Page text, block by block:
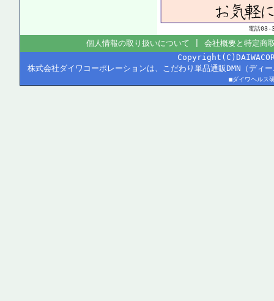
電話03-
個人情報の取り扱いについて
会社概要と特定商
株式会社ダイワコーポレーションは、こだわり単品通販DMN（デ
■ダイワヘルス